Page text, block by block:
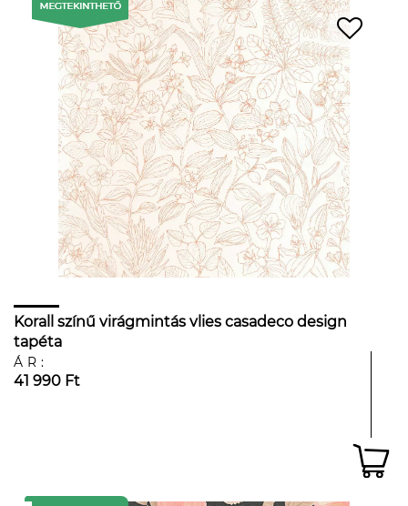
Korall színű virágmintás vlies casadeco design
tapéta
ÁR:
41 990 Ft